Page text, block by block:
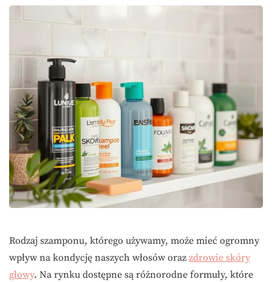
Rodzaj szamponu, którego używamy, może mieć ogromny
wpływ na kondycję naszych włosów oraz zdrowie skóry
głowy. Na rynku dostępne są różnorodne formuły, które